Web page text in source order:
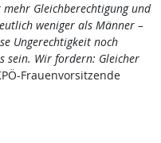
Gleichberechtigung und
weniger als Männer –
Ungerechtigkeit noch
sein. Wir fordern: Gleicher
Frauenvorsitzende